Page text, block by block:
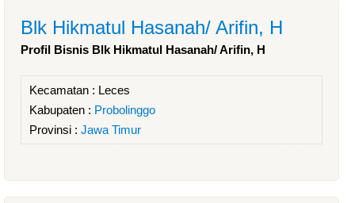
Blk Hikmatul Hasanah/ Arifin, H
Profil Bisnis Blk Hikmatul Hasanah/ Arifin, H
Kecamatan : Leces
Kabupaten : Probolinggo
Provinsi : Jawa Timur